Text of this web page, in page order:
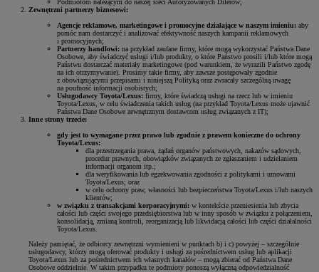
Podmiotom należącym do naszej sieci Autoryzowanych Dilerów;
Zewnętrzni partnerzy biznesowi:
Agencje reklamowe, marketingowe i promocyjne działające w naszym imieniu: aby
pomóc nam dostarczyć i analizować efektywność naszych kampanii reklamowych
i promocyjnych;
Partnerzy handlowi: na przykład zaufane firmy, które mogą wykorzystać Państwa Dane
Osobowe, aby świadczyć usługi i/lub produkty, o które Państwo prosili i/lub które mogą
Państwu dostarczać materiały marketingowe (pod warunkiem, że wyrazili Państwo zgodę
na ich otrzymywanie). Prosimy takie firmy, aby zawsze postępowały zgodnie
z obowiązującymi przepisami i niniejszą Polityką oraz zwracały szczególną uwagę
na poufność informacji osobistych;
Usługodawcy Toyota/Lexus: firmy, które świadczą usługi na rzecz lub w imieniu
Toyota/Lexus, w celu świadczenia takich usług (na przykład Toyota/Lexus może ujawnić
Państwa Dane Osobowe zewnętrznym dostawcom usług związanych z IT);
Inne strony trzecie:
gdy jest to wymagane przez prawo lub zgodnie z prawem konieczne do ochrony
Toyota/Lexus:
dla przestrzegania prawa, żądań organów państwowych, nakazów sądowych,
procedur prawnych, obowiązków związanych ze zgłaszaniem i udzielaniem
informacji organom itp.;
dla weryfikowania lub egzekwowania zgodności z politykami i umowami
Toyota/Lexus; oraz
w celu ochrony praw, własności lub bezpieczeństwa Toyota/Lexus i/lub naszych
klientów;
w związku z transakcjami korporacyjnymi: w kontekście przeniesienia lub zbycia
całości lub części swojego przedsiębiorstwa lub w inny sposób w związku z połączeniem,
konsolidacją, zmianą kontroli, reorganizacją lub likwidacją całości lub części działalności
Toyota/Lexus.
Należy pamiętać, że odbiorcy zewnętrzni wymienieni w punktach b) i c) powyżej – szczególnie
usługodawcy, którzy mogą oferować produkty i usługi za pośrednictwem usług lub aplikacji
Toyota/Lexus lub za pośrednictwem ich własnych kanałów – mogą zbierać od Państwa Dane
Osobowe oddzielnie. W takim przypadku te podmioty ponoszą wyłączną odpowiedzialność